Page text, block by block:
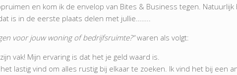
en kom ik de envelop van Bites & Business tegen.
is in de eerste plaats delen met jullie……..
voor jouw woning of bedrijfsruimte?”waren als volgt:
vak! Mijn ervaring is dat het je geld waard is.
lastig vind om alles rustig bij elkaar te zoeken. Ik vind het bij een